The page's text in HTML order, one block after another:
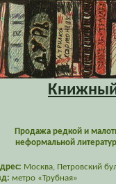
Книжный
Продажа редкой и
неформальной
Москва, Петровский
метро «Трубная»